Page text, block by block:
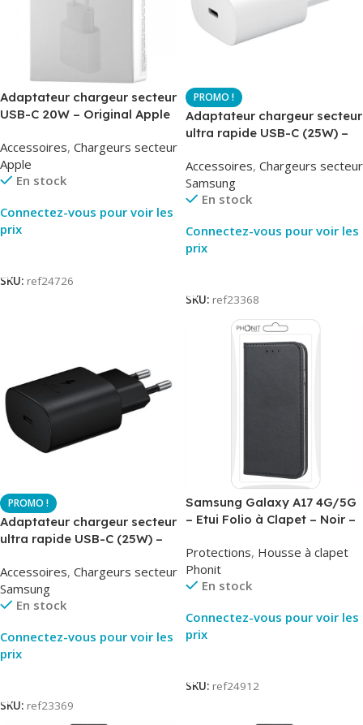
Adaptateur chargeur secteur
USB-C 20W – Original Apple
Original
Accessoires, Chargeurs secteur
Apple
En stock
Connectez-vous pour voir les
prix
SKU: ref24726
Adaptateur chargeur secteur
ultra rapide USB-C (25W) –
EP-TA800
Accessoires, Chargeurs secteur
Samsung
En stock
Connectez-vous pour voir les
prix
SKU: ref23368
Adaptateur chargeur secteur
ultra rapide USB-C (25W) –
TA800
Accessoires, Chargeurs secteur
Samsung
En stock
Connectez-vous pour voir les
prix
SKU: ref23369
Samsung Galaxy A17 4G/5G
– Etui Folio à Clapet – Noir –
Protections, Housse à clapet
Phonit
En stock
Connectez-vous pour voir les
prix
SKU: ref24912